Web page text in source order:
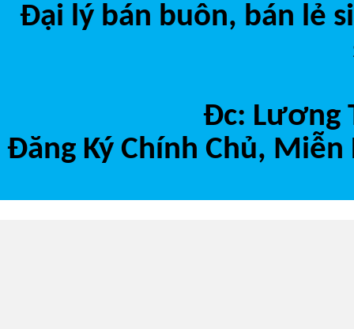
Đại lý bán buôn, bán lẻ
Đc: Lương
Đăng Ký Chính Chủ, Miễn